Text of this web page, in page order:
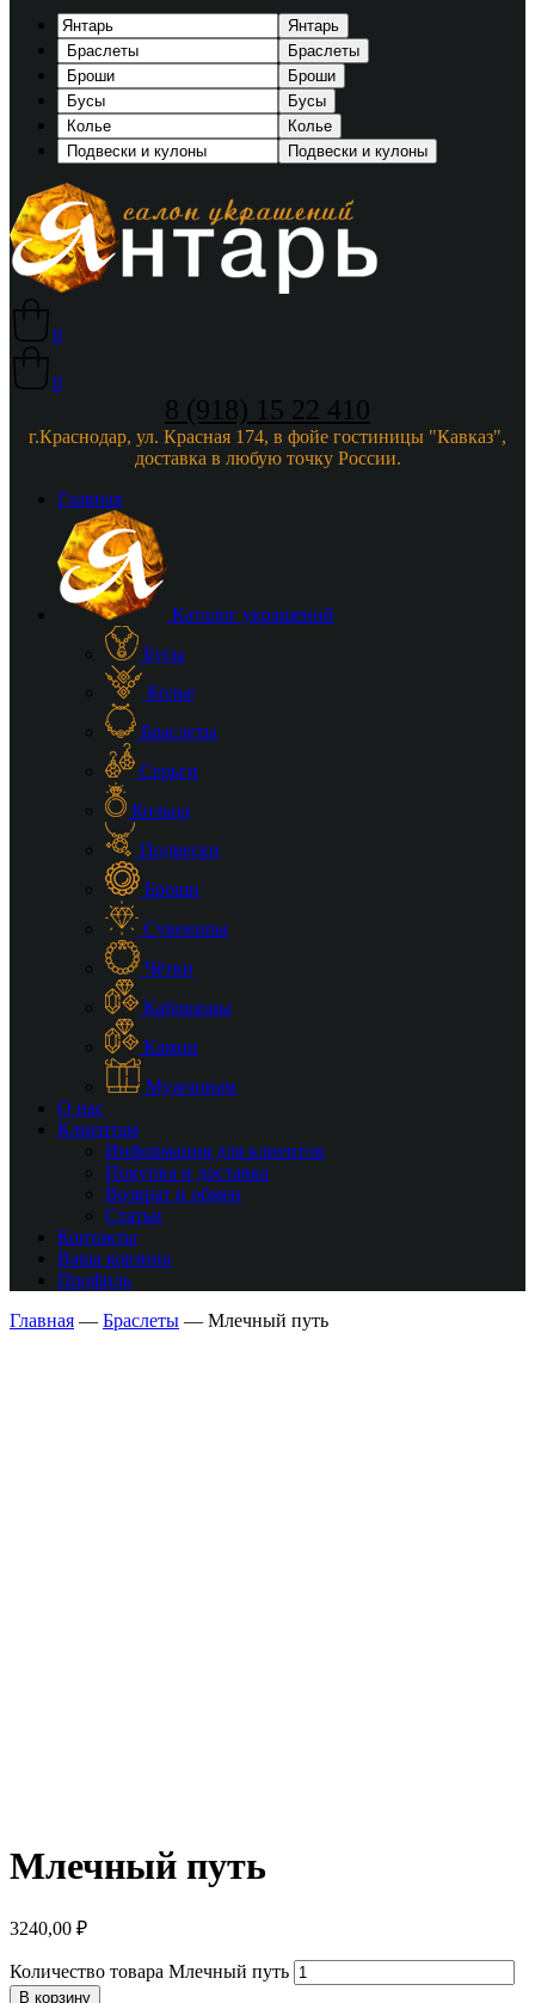
Янтарь
Браслеты
Броши
Бусы
Колье
Подвески и кулоны
0
0
8 (918) 15 22 410
г.Краснодар, ул. Красная 174, в фойе гостиницы "Кавказ",
доставка в любую точку России.
Главная
Каталог украшений
Бусы
Колье
Браслеты
Серьги
Кольца
Подвески
Броши
Сувениры
Чётки
Кабошоны
Камни
Мужчинам
О нас
Клиентам
Информация для клиентов
Покупка и доставка
Возврат и обмен
Статьи
Контакты
Ваша корзина
Профиль
Главная — Браслеты — Млечный путь
Млечный путь
3240,00 ₽
Количество товара Млечный путь
В корзину